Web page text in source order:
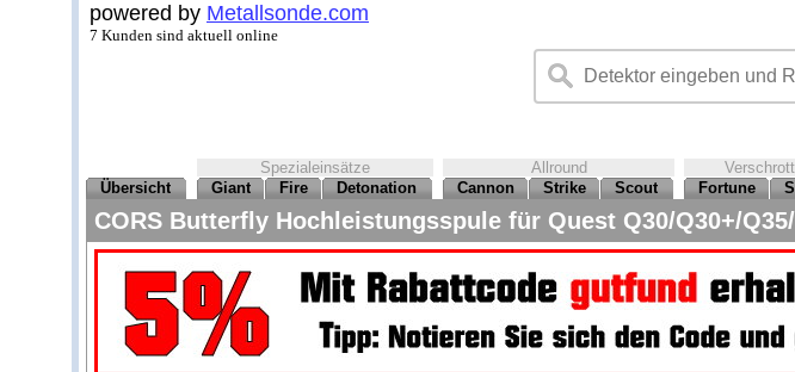
powered by Metallsonde.com
7 Kunden sind aktuell online
Spezialeinsätze Allround
Übersicht
Giant Fire Detonation Cannon Strike Scout Fortune
CORS Butterfly Hochleistungsspule für Quest Q30/Q30+/